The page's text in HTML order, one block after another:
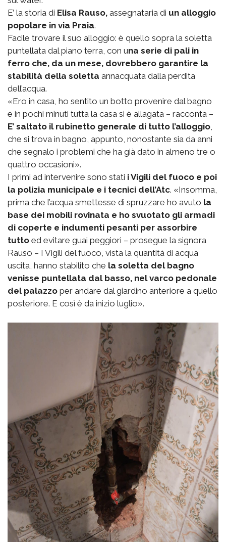
E’ la storia di Elisa Rauso, assegnataria di un alloggio
popolare in via Praia.
Facile trovare il suo alloggio: è quello sopra la soletta
puntellata dal piano terra, con una serie di pali in
ferro che, da un mese, dovrebbero garantire la
stabilità della soletta annacquata dalla perdita
dell’acqua.
«Ero in casa, ho sentito un botto provenire dal bagno
e in pochi minuti tutta la casa si è allagata – racconta –
E’ saltato il rubinetto generale di tutto l’alloggio,
che si trova in bagno, appunto, nonostante sia da anni
che segnalo i problemi che ha già dato in almeno tre o
quattro occasioni».
I primi ad intervenire sono stati i Vigili del fuoco e poi
la polizia municipale e i tecnici dell’Atc. «Insomma,
prima che l’acqua smettesse di spruzzare ho avuto la
base dei mobili rovinata e ho svuotato gli armadi
di coperte e indumenti pesanti per assorbire
tutto ed evitare guai peggiori – prosegue la signora
Rauso – I Vigili del fuoco, vista la quantità di acqua
uscita, hanno stabilito che la soletta del bagno
venisse puntellata dal basso, nel varco pedonale
del palazzo per andare dal giardino anteriore a quello
posteriore. E così è da inizio luglio».